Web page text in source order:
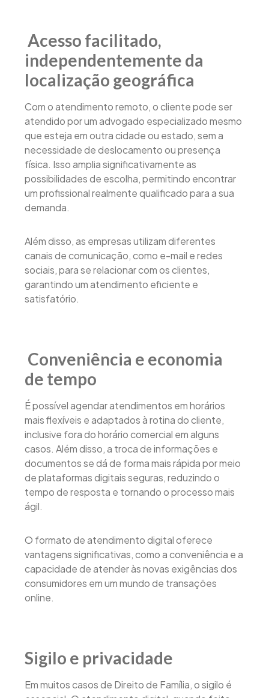
Acesso facilitado,
independentemente da
localização geográfica
Com o atendimento remoto, o cliente pode ser
atendido por um advogado especializado mesmo
que esteja em outra cidade ou estado, sem a
necessidade de deslocamento ou presença
física. Isso amplia significativamente as
possibilidades de escolha, permitindo encontrar
um profissional realmente qualificado para a sua
demanda.
Além disso, as empresas utilizam diferentes
canais de comunicação, como e-mail e redes
sociais, para se relacionar com os clientes,
garantindo um atendimento eficiente e
satisfatório.
Conveniência e economia
de tempo
É possível agendar atendimentos em horários
mais flexíveis e adaptados à rotina do cliente,
inclusive fora do horário comercial em alguns
casos. Além disso, a troca de informações e
documentos se dá de forma mais rápida por meio
de plataformas digitais seguras, reduzindo o
tempo de resposta e tornando o processo mais
ágil.
O formato de atendimento digital oferece
vantagens significativas, como a conveniência e a
capacidade de atender às novas exigências dos
consumidores em um mundo de transações
online.
Sigilo e privacidade
Em muitos casos de Direito de Família, o sigilo é